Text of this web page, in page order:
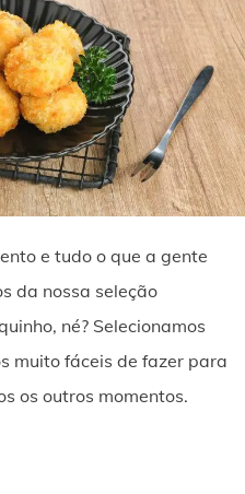
e tudo o que a gente
da nossa seleção
né? Selecionamos
muito fáceis de fazer para
os outros momentos.